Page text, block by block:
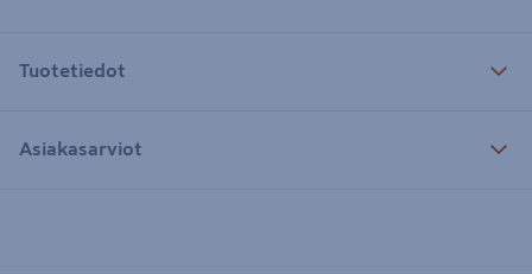
Tuotetiedot
Asiakasarviot